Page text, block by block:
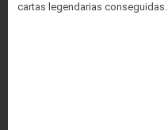
cartas legendarias conseguidas.